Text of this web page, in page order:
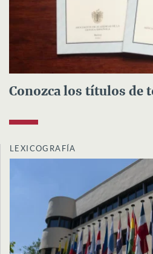
Conozca los títulos de
LEXICOGRAFÍA